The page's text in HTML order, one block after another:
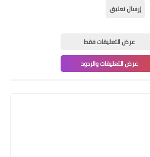
إرسال تعليق
عرض التعليقات فقط
عرض التعليقات والردود